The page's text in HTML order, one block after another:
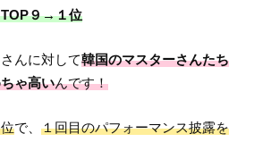
TOP９→１位
んに対して韓国のマスターさんたち
ゃ高いんです！
で、１回目のパフォーマンス披露を